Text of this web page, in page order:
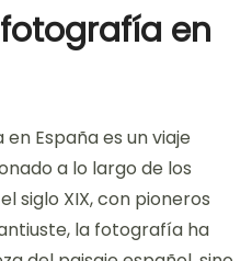
en
España es un viaje
a lo largo de los
siglo XIX, con pioneros
la fotografía ha